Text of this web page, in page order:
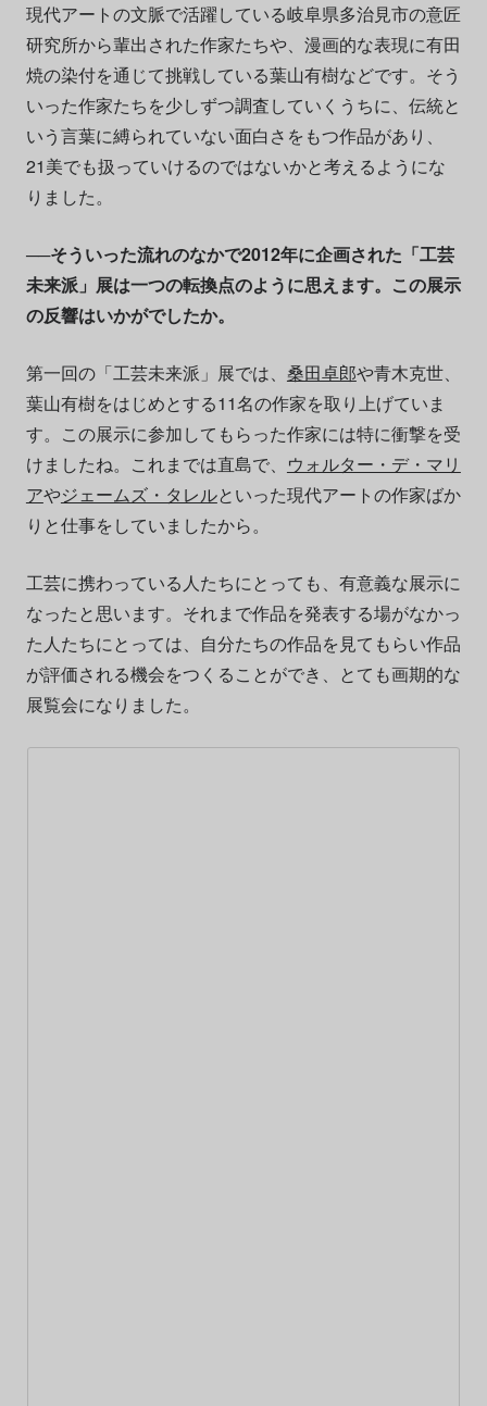
現代アートの文脈で活躍している岐阜県多治見市の意匠
研究所から輩出された作家たちや、漫画的な表現に有田
焼の染付を通じて挑戦している葉山有樹などです。そう
いった作家たちを少しずつ調査していくうちに、伝統と
いう言葉に縛られていない面白さをもつ作品があり、
21美でも扱っていけるのではないかと考えるようにな
りました。
──そういった流れのなかで2012年に企画された「工芸
未来派」展は一つの転換点のように思えます。この展示
の反響はいかがでしたか。
第一回の「工芸未来派」展では、 桑田卓郎や青木克世、
葉山有樹をはじめとする11名の作家を取り上げていま
す。この展示に参加してもらった作家には特に衝撃を受
けましたね。これまでは直島で、 ウォルター・デ・マリ
アやジェームズ・タレルといった現代アートの作家ばか
りと仕事をしていましたから。
工芸に携わっている人たちにとっても、有意義な展示に
なったと思います。それまで作品を発表する場がなかっ
た人たちにとっては、自分たちの作品を見てもらい作品
が評価される機会をつくることができ、とても画期的な
展覧会になりました。